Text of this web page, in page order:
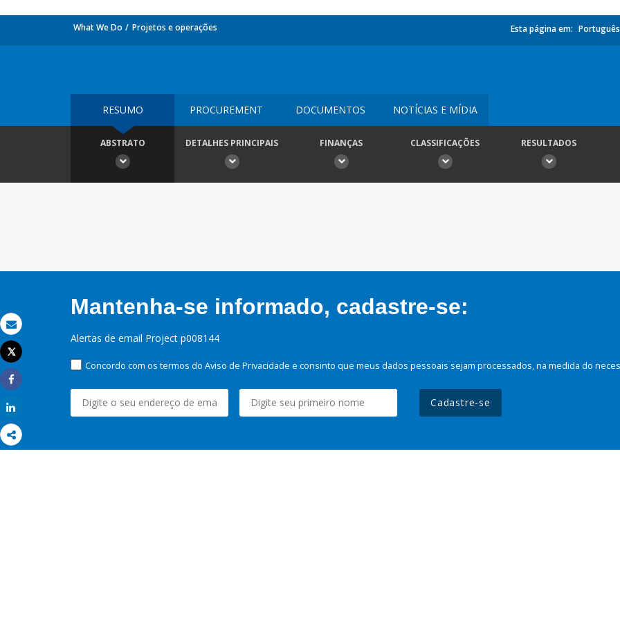
Email
Imprimir
Tweet
Share
What We Do Projetos e operações Esta página em: Português
RESUMO PROCUREMENT DOCUMENTOS NOTÍCIAS E MÍDIA
ABSTRATO DETALHES PRINCIPAIS FINANÇAS CLASSIFICAÇÕES RESULTADOS
Mantenha-se informado, cadastre-se:
Alertas de email Project p008144
Concordo com os termos do Aviso de Privacidade e consinto que meus dados pessoais sejam processados, na medida do
Cadastre-se